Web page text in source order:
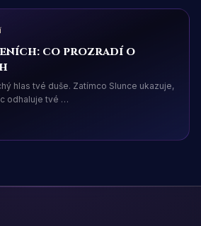
co prozradí o
hlas tvé duše. Zatímco Slunce ukazuje,
odhaluje tvé …